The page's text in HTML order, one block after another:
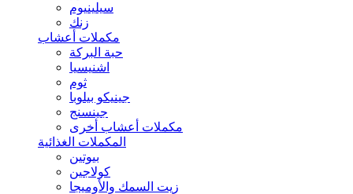
سيلينيوم
زنك
مكملات أعشاب
حبة البركة
اشنيسيا
ثوم
جينيكو بيلوبا
جينسنج
مكملات أعشاب أخرى
المكملات الغذائية
بيوتين
كولاجين
زيت السمك والأوميجا